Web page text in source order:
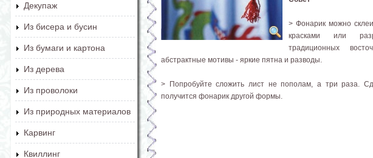
Декупаж
Из бисера и бусин
Из бумаги и картона
Из дерева
Из проволоки
Из природных материалов
Карвинг
Квиллинг
> Фонарик можно
красками или
традиционных
абстрактные мотивы - яркие пятна и разводы.
> Попробуйте сложить лист не пополам, а три раза.
получится фонарик другой формы.